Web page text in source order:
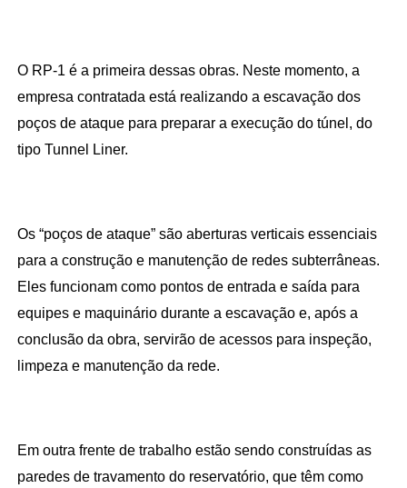
O RP-1 é a primeira dessas obras. Neste momento, a
empresa contratada está realizando a escavação dos
poços de ataque para preparar a execução do túnel, do
tipo Tunnel Liner.
Os “poços de ataque” são aberturas verticais essenciais
para a construção e manutenção de redes subterrâneas.
Eles funcionam como pontos de entrada e saída para
equipes e maquinário durante a escavação e, após a
conclusão da obra, servirão de acessos para inspeção,
limpeza e manutenção da rede.
Em outra frente de trabalho estão sendo construídas as
paredes de travamento do reservatório, que têm como